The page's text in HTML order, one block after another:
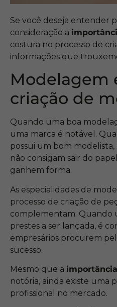
Se você deseja entender
consideração a
costura no processo de
informações que
Modelagem
criação de
Quando uma boa
uma marca é notável.
possui um bom
não consigam sair do
ganhem forma.
As especialidades de
processo de criação de
complementam. Quando
prestes a ser lançada, é
empresários procurem
sucesso.
Mesmo que a
notória, ainda existe uma
profissional no mercado.